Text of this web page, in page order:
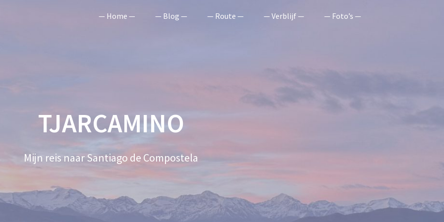
— Home — — Blog — — Route — — Verblijf — — Foto’s —
TJARCAMINO
Mijn reis naar Santiago de Compostela